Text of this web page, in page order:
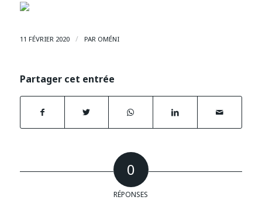
11 FÉVRIER 2020 / PAR OMÉNI
Partager cet entrée
0
RÉPONSES